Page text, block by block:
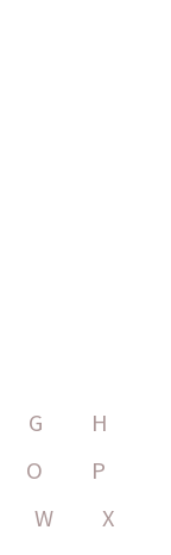
G
H
O
P
W
X